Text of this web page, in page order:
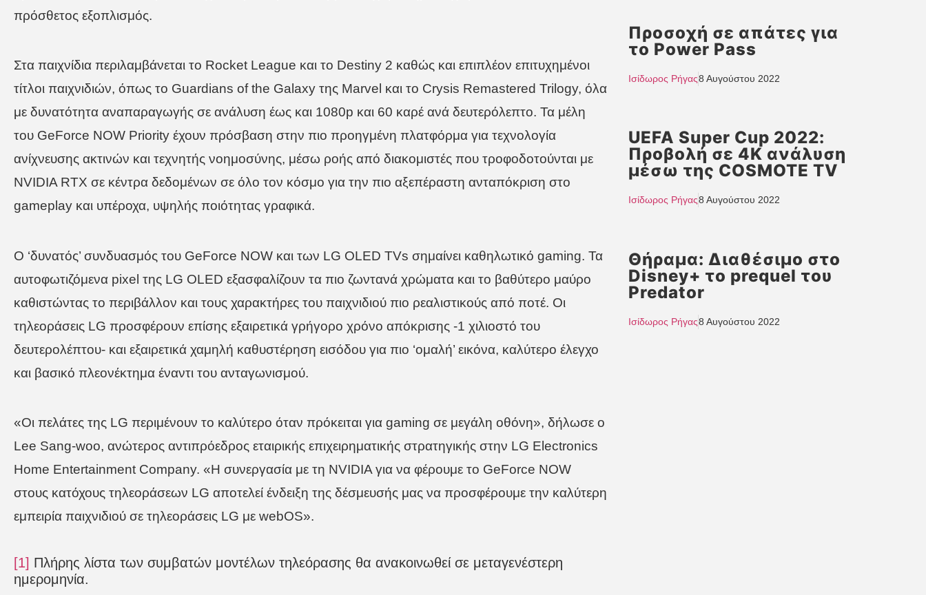
πρόσθετος εξοπλισμός.
Στα παιχνίδια περιλαμβάνεται το Rocket League και το Destiny 2 καθώς και επιπλέον επιτυχημένοι
τίτλοι παιχνιδιών, όπως το Guardians of the Galaxy της Marvel και το Crysis Remastered Trilogy, όλα
με δυνατότητα αναπαραγωγής σε ανάλυση έως και 1080p και 60 καρέ ανά δευτερόλεπτο. Τα μέλη
του GeForce NOW Priority έχουν πρόσβαση στην πιο προηγμένη πλατφόρμα για τεχνολογία
ανίχνευσης ακτινών και τεχνητής νοημοσύνης, μέσω ροής από διακομιστές που τροφοδοτούνται με
NVIDIA RTX σε κέντρα δεδομένων σε όλο τον κόσμο για την πιο αξεπέραστη ανταπόκριση στο
gameplay και υπέροχα, υψηλής ποιότητας γραφικά.
Ο ‘δυνατός’ συνδυασμός του GeForce NOW και των LG OLED TVs σημαίνει καθηλωτικό gaming. Τα
αυτοφωτιζόμενα pixel της LG OLED εξασφαλίζουν τα πιο ζωντανά χρώματα και το βαθύτερο μαύρο
καθιστώντας τo περιβάλλον και τους χαρακτήρες του παιχνιδιού πιο ρεαλιστικούς από ποτέ. Οι
τηλεοράσεις LG προσφέρουν επίσης εξαιρετικά γρήγορο χρόνο απόκρισης -1 χιλιοστό του
δευτερολέπτου- και εξαιρετικά χαμηλή καθυστέρηση εισόδου για πιο ‘ομαλή’ εικόνα, καλύτερο έλεγχο
και βασικό πλεονέκτημα έναντι του ανταγωνισμού.
«Οι πελάτες της LG περιμένουν το καλύτερο όταν πρόκειται για gaming σε μεγάλη οθόνη», δήλωσε ο
Lee Sang-woo, ανώτερος αντιπρόεδρος εταιρικής επιχειρηματικής στρατηγικής στην LG Electronics
Home Entertainment Company. «Η συνεργασία με τη NVIDIA για να φέρουμε το GeForce NOW
στους κατόχους τηλεοράσεων LG αποτελεί ένδειξη της δέσμευσής μας να προσφέρουμε την καλύτερη
εμπειρία παιχνιδιού σε τηλεοράσεις LG με webOS».
[1] Πλήρης λίστα των συμβατών μοντέλων τηλεόρασης θα ανακοινωθεί σε μεταγενέστερη
ημερομηνία.
Προσοχή σε απάτες για
το Power Pass
Ισίδωρος Ρήγας8 Αυγούστου 2022
UEFA Super Cup 2022:
Προβολή σε 4K ανάλυση
μέσω της COSMOTE TV
Ισίδωρος Ρήγας8 Αυγούστου 2022
Θήραμα: Διαθέσιμο στο
Disney+ το prequel του
Predator
Ισίδωρος Ρήγας8 Αυγούστου 2022